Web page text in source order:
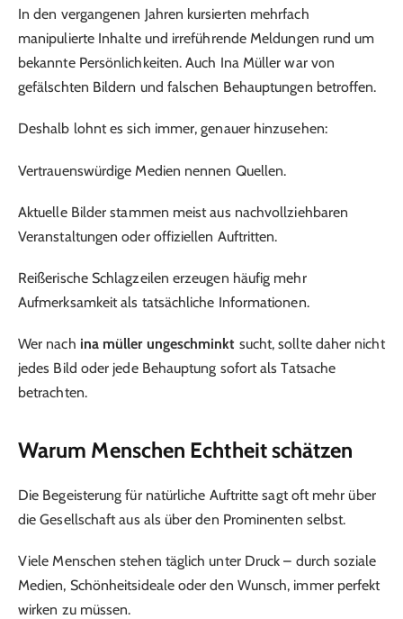
In den vergangenen Jahren kursierten mehrfach
manipulierte Inhalte und irreführende Meldungen rund um
bekannte Persönlichkeiten. Auch Ina Müller war von
gefälschten Bildern und falschen Behauptungen betroffen.
Deshalb lohnt es sich immer, genauer hinzusehen:
Vertrauenswürdige Medien nennen Quellen.
Aktuelle Bilder stammen meist aus nachvollziehbaren
Veranstaltungen oder offiziellen Auftritten.
Reißerische Schlagzeilen erzeugen häufig mehr
Aufmerksamkeit als tatsächliche Informationen.
Wer nach ina müller ungeschminkt sucht, sollte daher nicht
jedes Bild oder jede Behauptung sofort als Tatsache
betrachten.
Warum Menschen Echtheit schätzen
Die Begeisterung für natürliche Auftritte sagt oft mehr über
die Gesellschaft aus als über den Prominenten selbst.
Viele Menschen stehen täglich unter Druck – durch soziale
Medien, Schönheitsideale oder den Wunsch, immer perfekt
wirken zu müssen.